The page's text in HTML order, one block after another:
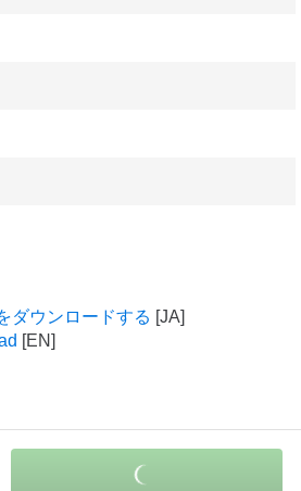
ダウンロードする